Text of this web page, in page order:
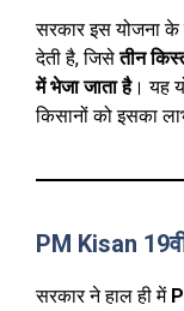
सरकार इस योजना के
देती है, जिसेतीन
में भेजा जाता है। यह
किसानों को इसका
PM Kisan
सरकार ने हाल ही में